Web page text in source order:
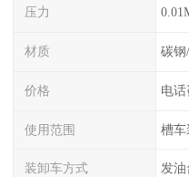
压力
材质 碳钢
价格 电
使用范围 槽车
装卸车方式 发油